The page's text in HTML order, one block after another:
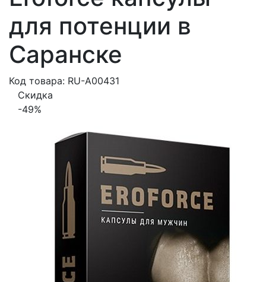
для потенции в
Саранске
Код товара: RU-A00431
Скидка
-49%